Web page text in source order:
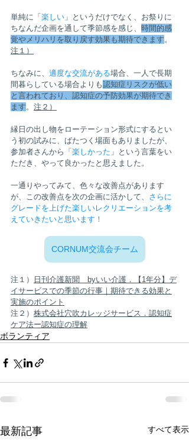
単純に「 楽しい 」というだけでなく、お祭りに
ちなんだ企画を通して季節感を感じ、 時間的感
覚やメリハリを取り戻す効果も期待できます。
注１）
ちなみに、 適度な交流がある場合、一人で長期
間暮らしている場合よりも認知症リスクが低い
と言われており、認知症の予防効果が期待でき
ます。 注２）
縁日の出し物をローテーション形式にするとい
う初の試みに、ばたつく場面もありましたが、
参加者さんから「 楽しかった 」という言葉をい
ただき、やって良かったと思えました。
一通りやってみて、色々な改善点があります
が、この改善点を次の企画に活かして、 さらに
グレードを上げた楽しいレクリエーションを考
えていきたいと思います！
CORNUM交流会チーム
注１）
日刊介護新聞　byいい介護．【1年分】デ
イサービスでの季節の行事｜期待できる効果と
実施のポイント
注２） 株式会社穴吹カレッジサービス．認知症
ケア法ー認知症の理解
ボランティア
最新記事 すべて表示